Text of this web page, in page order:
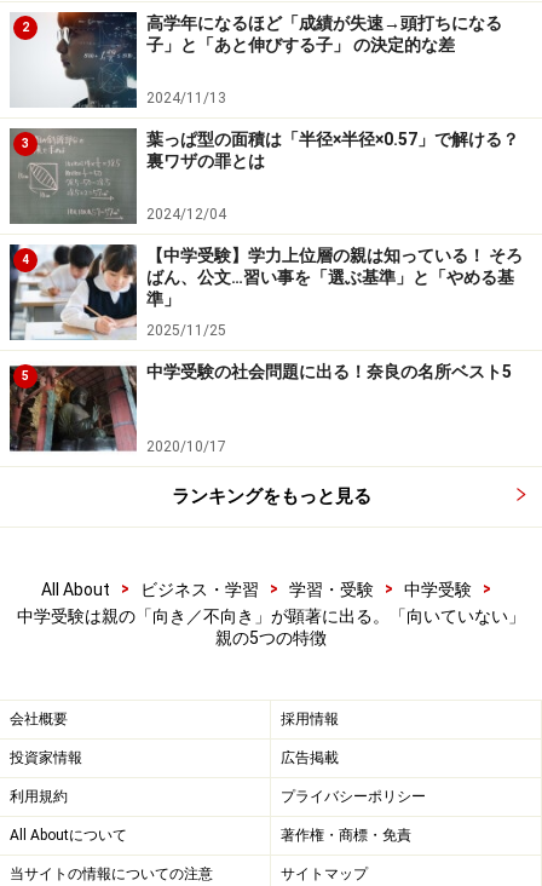
まり、完璧でなければいけないと思っているのに完璧に
なれない結果、常に自分のことを責め続けるようになっ
てしまうのです。これは不適応な完璧主義と呼ばれ、先
ほどお伝えしたように不安症やうつ病の原因となり、子
どもの人生の幸福度を下げる原因となるそうです。
シンガポール国立大学などの調査（※）でも、そうした
過干渉な育てられ方をした子たちほど、自分を批判する
傾向が強く、そして自己批判的な態度は、抑うつ症状や
不安の増加と相関関係があることが確認されました。
中学受験をするのは、お子さんの将来の幸せのためです
よね？ もし過干渉がやめられず、子どもの人生を不幸な
ものにしてしまう危険性があるのなら、中学受験はしな
いほうが無難かもしれません。
もときどきいます。教育虐待やその予備軍です。こうし
たスパルタ指導は、効果がある場合もあります。特に、
なりに成果が出るわけです。しかし、長期的に見れば、
いずれ失速をします。中にはメンタルに深刻な悪影響が
出る場合もあります。
実際、叩いて、無理やり勉強させていた結果、大手塾で
一番上のクラスの成績を取っていた子が、6年生の夏ご
2
高学年になるほど「成績が失速→頭打ちになる
子」と「あと伸びする子」 の決定的な差
2024/11/13
3
葉っぱ型の面積は「半径×半径×0.57」で解ける？
裏ワザの罪とは
2024/12/04
4
【中学受験】学力上位層の親は知っている！ そろ
ばん、公文…習い事を「選ぶ基準」と「やめる基
準」
2025/11/25
5 中学受験の社会問題に出る！奈良の名所ベスト5
2020/10/17
ランキングをもっと見る
All About > ビジネス・学習 > 学習・受験 > 中学受験
>
中学受験は親の「向き／不向き」が顕著に出る。「向いていない」
親の5つの特徴
会社概要 採用情報
投資家情報 広告掲載
利用規約 プライバシーポリシー
All Aboutについて 著作権・商標・免責
当サイトの情報についての注意 サイトマップ